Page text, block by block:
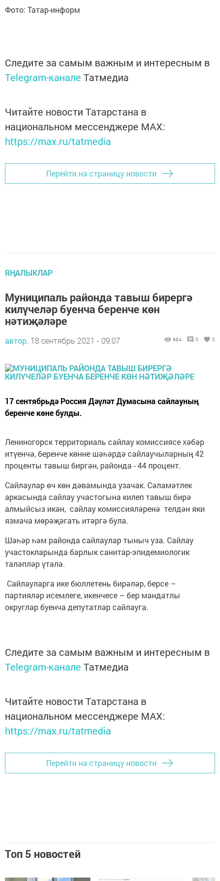
Фото: Татар-информ
Следите за самым важным и интересным в
Telegram-канале Татмедиа
Читайте новости Татарстана в
национальном мессенджере MАХ:
https://max.ru/tatmedia
Перейти на страницу новости
ЯҢАЛЫКЛАР
Муниципаль районда тавыш бирергә
килүчеләр буенча беренче көн
нәтиҗәләре
автор, 18 сентябрь 2021 - 09:07 684 0 0
17 сентябрьдә Россия Дәүләт Думасына сайлауның
беренче көне булды.
Лениногорск территориаль сайлау комиссиясе хәбәр
итүенчә, беренче көнне шәһәрдә сайлаучыларның 42
проценты тавыш биргән, районда - 44 процент.
Сайлаулар өч көн дәвамында узачак. Сәламәтлек
аркасында сайлау участогына килеп тавыш бирә
алмыйсыз икән, сайлау комиссияләренә телдән яки
язмача мөрәҗәгать итәргә була.
Шәһәр һәм районда сайлаулар тыныч уза. Сайлау
участокларында барлык санитар-эпидемиологик
таләпләр үтәлә.
Сайлауларга ике бюллетень бирәләр, берсе –
партияләр исемлеге, икенчесе – бер мандатлы
округлар буенча депутатлар сайлауга.
Следите за самым важным и интересным в
Telegram-канале Татмедиа
Читайте новости Татарстана в
национальном мессенджере MАХ:
https://max.ru/tatmedia
Перейти на страницу новости
Топ 5 новостей